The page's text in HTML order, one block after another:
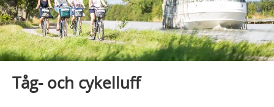
Tåg- och cykelluff